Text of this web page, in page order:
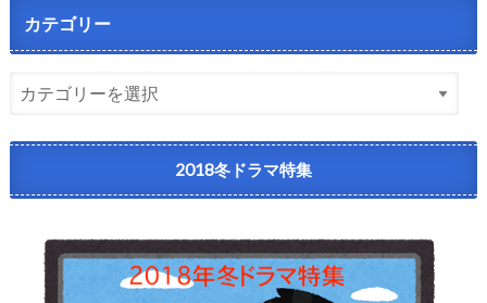
カテゴリー
2018冬ドラマ特集